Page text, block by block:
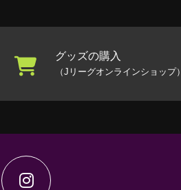
グッズの購入
（Jリーグオンラインショップ）